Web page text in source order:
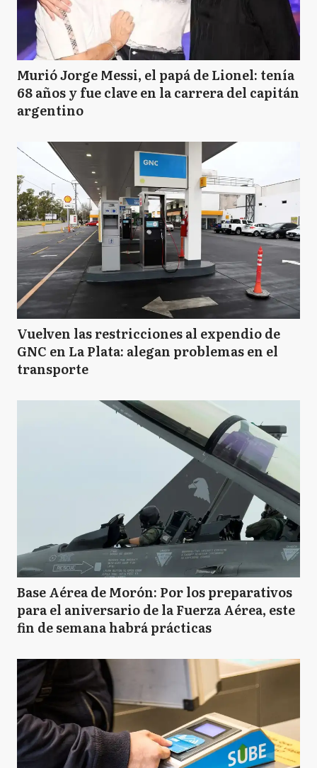
Murió Jorge Messi, el papá de Lionel: tenía
68 años y fue clave en la carrera del capitán
argentino
Vuelven las restricciones al expendio de
GNC en La Plata: alegan problemas en el
transporte
Base Aérea de Morón: Por los preparativos
para el aniversario de la Fuerza Aérea, este
fin de semana habrá prácticas